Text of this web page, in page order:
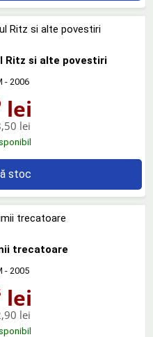
Ritz si alte povestiri
- 2006
lei
lei
stoc
trecatoare
- 2005
lei
lei